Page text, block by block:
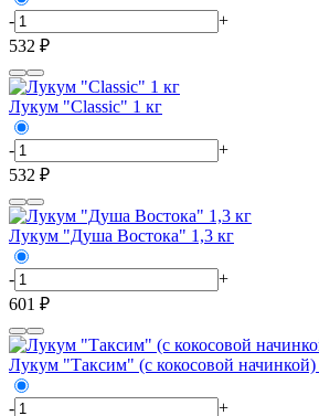
-
+
532 ₽
Лукум "Сlassic" 1 кг
-
+
532 ₽
Лукум "Душа Востока" 1,3 кг
-
+
601 ₽
Лукум "Таксим" (с кокосовой начинкой)
-
+